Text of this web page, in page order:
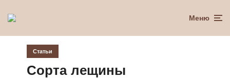
Меню
Статьи
Сорта лещины